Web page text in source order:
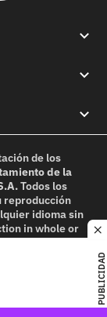
PUBLICIDAD
de los
de la
Todos los
reproducción
idioma sin
in whole or
is